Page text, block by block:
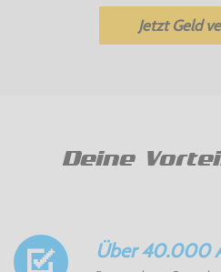
Jetzt Geld
Deine
Über 40.000